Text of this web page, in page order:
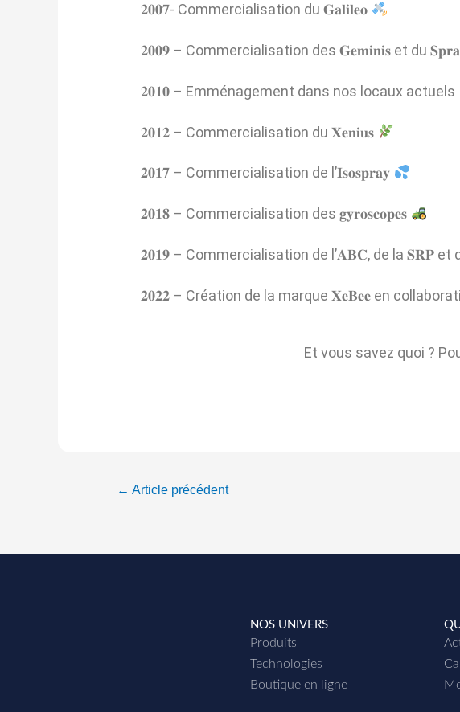
𝟐𝟎𝟎𝟕- Commercialisation du 𝐆𝐚𝐥𝐢𝐥𝐞𝐨
𝟐𝟎𝟎𝟗 – Commercialisation des 𝐆𝐞𝐦𝐢𝐧𝐢𝐬 et du
𝟐𝟎𝟏𝟎 – Emménagement dans nos locaux actuels
𝟐𝟎𝟏𝟐 – Commercialisation du 𝐗𝐞𝐧𝐢𝐮𝐬
𝟐𝟎𝟏𝟕 – Commercialisation de l’𝐈𝐬𝐨𝐬𝐩𝐫𝐚𝐲
𝟐𝟎𝟏𝟖 – Commercialisation des 𝐠𝐲𝐫𝐨𝐬𝐜𝐨𝐩𝐞𝐬
𝟐𝟎𝟏𝟗 – Commercialisation de l’𝐀𝐁𝐂, de la 𝐒𝐑𝐏 et
𝟐𝟎𝟐𝟐 – Création de la marque 𝐗𝐞𝐁𝐞𝐞 en
Et vous savez quoi ?
← Article précédent
NOS UNIVERS
Produits
Technologies
Boutique en ligne